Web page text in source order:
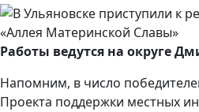
Работы ведутся на округе
Напомним, в число
Проекта поддержки местных